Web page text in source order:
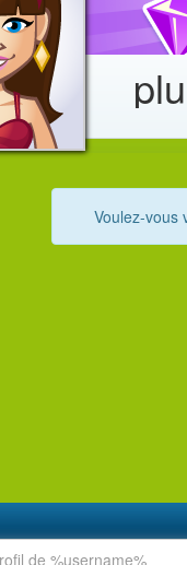
Voulez-vous
de %username%